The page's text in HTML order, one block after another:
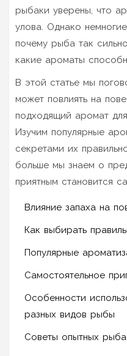
рыбаки уверены, что
улова. Однако
почему рыба так
какие ароматы
В этой статье мы
может повлиять на
подходящий аромат для
Изучим популярные
секретами их
больше мы знаем о
приятным становится
Влияние запаха на
Как выбирать
Популярные
Самостоятельное
Особенности
разных видов рыбы
Советы опытных